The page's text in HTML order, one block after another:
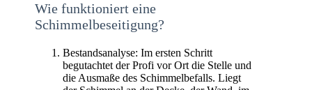
Wie funktioniert eine
Schimmelbeseitigung?
Bestandsanalyse: Im ersten Schritt
begutachtet der Profi vor Ort die Stelle und
die Ausmaße des Schimmelbefalls. Liegt